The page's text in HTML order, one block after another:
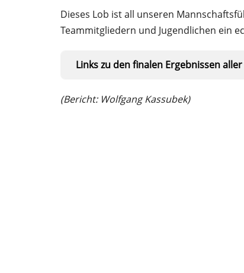
Dieses Lob ist all unseren
Teammitgliedern und Jugendlichen ein
Links zu den finalen Ergebnissen aller
(Bericht: Wolfgang Kassubek)